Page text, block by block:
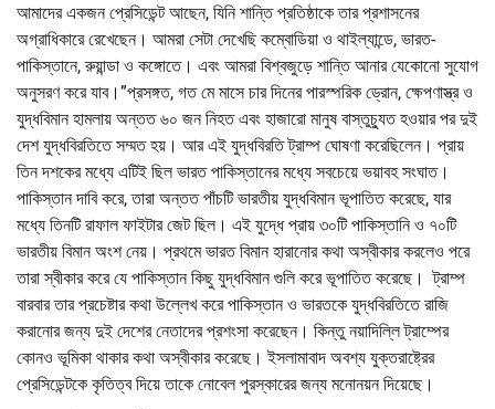
আমাদের একজন প্রেসিডেন্ট আছেন, যিনি শান্তি প্রতিষ্ঠাকে তার প্রশাসনের
অগ্রাধিকারে রেখেছেন। আমরা সেটা দেখেছি কম্বোডিয়া ও থাইল্যান্ডে, ভারত-
পাকিস্তানে, রুয়ান্ডা ও কঙ্গোতে। এবং আমরা বিশ্বজুড়ে শান্তি আনার যেকোনো সুযোগ
অনুসরণ করে যাব।”প্রসঙ্গত, গত মে মাসে চার দিনের পারস্পরিক ড্রোন, ক্ষেপণাস্ত্র ও
যুদ্ধবিমান হামলায় অন্তত ৬০ জন নিহত এবং হাজারো মানুষ বাস্তুচ্যুত হওয়ার পর দুই
দেশ যুদ্ধবিরতিতে সম্মত হয়। আর এই যুদ্ধবিরতি ট্রাম্প ঘোষণা করেছিলেন। প্রায়
তিন দশকের মধ্যে এটিই ছিল ভারত পাকিস্তানের মধ্যে সবচেয়ে ভয়াবহ সংঘাত।
পাকিস্তান দাবি করে, তারা অন্তত পাঁচটি ভারতীয় যুদ্ধবিমান ভূপাতিত করেছে, যার
মধ্যে তিনটি রাফাল ফাইটার জেট ছিল। এই যুদ্ধে প্রায় ৩০টি পাকিস্তানি ও ৭০টি
ভারতীয় বিমান অংশ নেয়। প্রথমে ভারত বিমান হারানোর কথা অস্বীকার করলেও পরে
তারা স্বীকার করে যে পাকিস্তান কিছু যুদ্ধবিমান গুলি করে ভূপাতিত করেছে। ট্রাম্প
বারবার তার প্রচেষ্টার কথা উল্লেখ করে পাকিস্তান ও ভারতকে যুদ্ধবিরতিতে রাজি
করানোর জন্য দুই দেশের নেতাদের প্রশংসা করেছেন। কিন্তু নয়াদিল্লি ট্রাম্পের
কোনও ভূমিকা থাকার কথা অস্বীকার করেছে। ইসলামাবাদ অবশ্য যুক্তরাষ্ট্রের
প্রেসিডেন্টকে কৃতিত্ব দিয়ে তাকে নোবেল পুরস্কারের জন্য মনোনয়ন দিয়েছে।